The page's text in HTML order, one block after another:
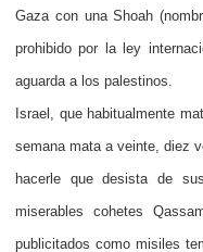
Gaza con una Shoah
prohibido por la ley
aguarda a los palestinos.
Israel, que habitualmente
semana mata a veinte, diez
hacerle que desista de
miserables cohetes
publicitados como misiles